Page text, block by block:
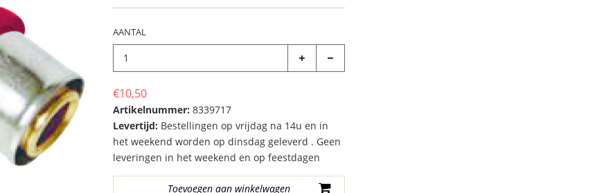
AANTAL
€10,50
Artikelnummer: 8339717
Levertijd: Bestellingen op vrijdag na 14u en in
het weekend worden op dinsdag geleverd . Geen
leveringen in het weekend en op feestdagen